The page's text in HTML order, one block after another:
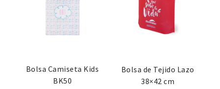
Bolsa Camiseta Kids
BK50
Bolsa de Tejido Lazo
38×42 cm